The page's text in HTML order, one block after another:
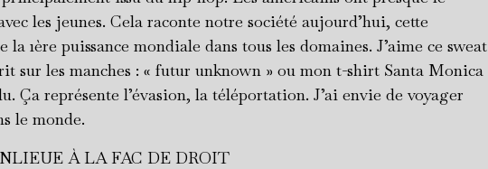
les jeunes. Cela raconte notre société aujourd’hui, cette
la 1ère puissance mondiale dans tous les domaines. J’aime ce sweat
sur les manches : « futur unknown » ou mon t-shirt Santa Monica
Ça représente l’évasion, la téléportation. J’ai envie de voyager
le monde.
À LA FAC DE DROIT